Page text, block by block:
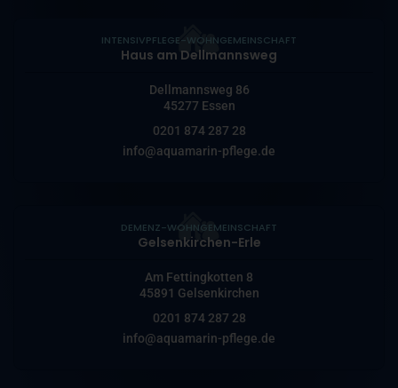
INTENSIVPFLEGE-WOHNGEMEINSCHAFT
Haus am Dellmannsweg
Dellmannsweg 86
45277 Essen
0201 874 287 28
info@aquamarin-pflege.de
DEMENZ-WOHNGEMEINSCHAFT
Gelsenkirchen-Erle
Am Fettingkotten 8
45891 Gelsenkirchen
0201 874 287 28
info@aquamarin-pflege.de